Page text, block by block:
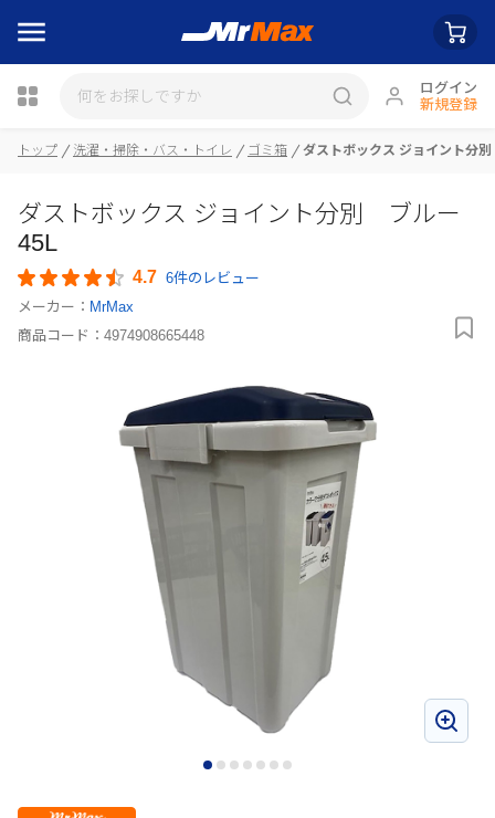
ログイン
新規登録
トップ 洗濯・掃除・バス・トイレ ゴミ箱 ダストボックス ジョイント分
ダストボックス ジョイント分別 ブルー
45L
4.7 6件のレビュー
メーカー： MrMax
商品コード： 4974908665448